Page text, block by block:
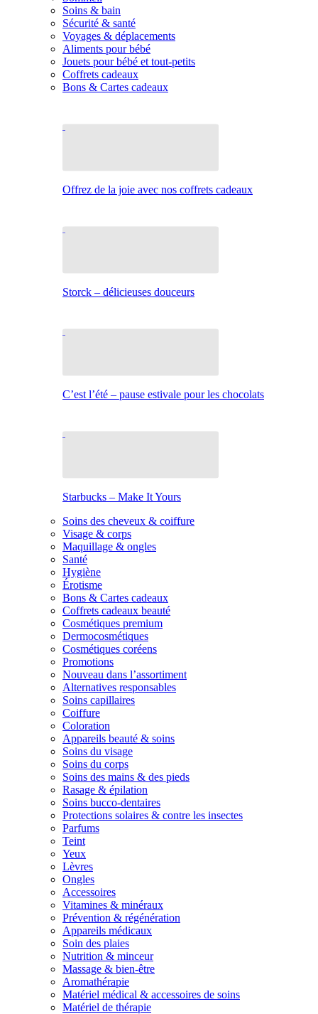
Soins & bain
Sécurité & santé
Voyages & déplacements
Aliments pour bébé
Jouets pour bébé et tout-petits
Coffrets cadeaux
Bons & Cartes cadeaux
Offrez de la joie avec nos coffrets cadeaux
Storck – délicieuses douceurs
C’est l’été – pause estivale pour les chocolats
Starbucks – Make It Yours
Soins des cheveux & coiffure
Visage & corps
Maquillage & ongles
Santé
Hygiène
Érotisme
Bons & Cartes cadeaux
Coffrets cadeaux beauté
Cosmétiques premium
Dermocosmétiques
Cosmétiques coréens
Promotions
Nouveau dans l’assortiment
Alternatives responsables
Soins capillaires
Coiffure
Coloration
Appareils beauté & soins
Soins du visage
Soins du corps
Soins des mains & des pieds
Rasage & épilation
Soins bucco-dentaires
Protections solaires & contre les insectes
Parfums
Teint
Yeux
Lèvres
Ongles
Accessoires
Vitamines & minéraux
Prévention & régénération
Appareils médicaux
Soin des plaies
Nutrition & minceur
Massage & bien-être
Aromathérapie
Matériel médical & accessoires de soins
Matériel de thérapie